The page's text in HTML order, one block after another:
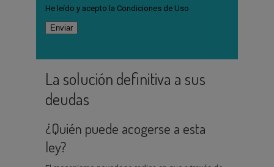
He leído y acepto la Condiciones de Uso
La solución definitiva a sus
deudas
¿Quién puede acogerse a esta
ley?